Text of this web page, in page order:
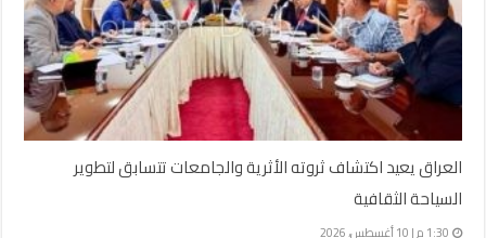
العراق يعيد اكتشاف ثروته الأثرية والجامعات تتسابق لتطوير
السياحة الثقافية
1:30 م | 10 أغسطس، 2026